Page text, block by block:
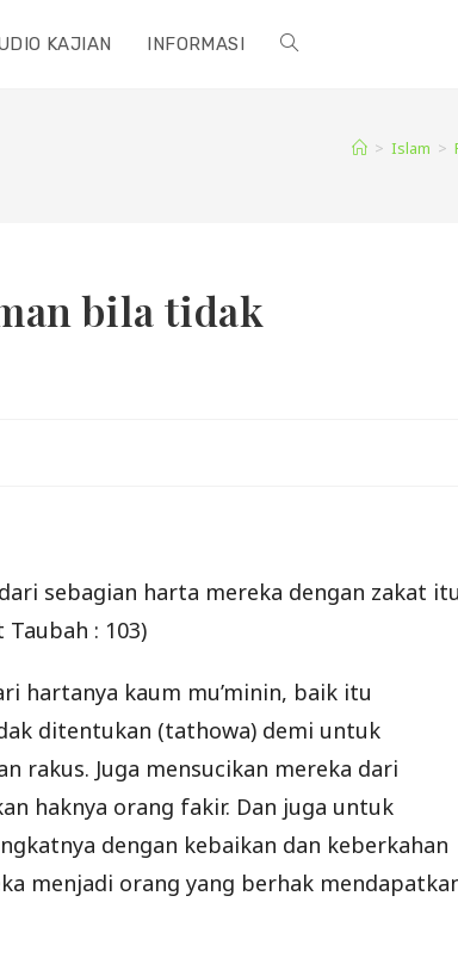
KAJIAN INFORMASI TOGGLE
> Islam >
bila tidak
sebagian harta mereka dengan zakat
: 103)
hartanya kaum mu’minin, baik itu
ditentukan (tathowa) demi untuk
rakus. Juga mensucikan mereka dari
haknya orang fakir. Dan juga untuk
dengan kebaikan dan keberkahan
menjadi orang yang berhak